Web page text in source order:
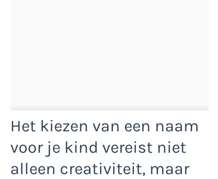
Het kiezen van een naam
voor je kind vereist niet
alleen creativiteit, maar